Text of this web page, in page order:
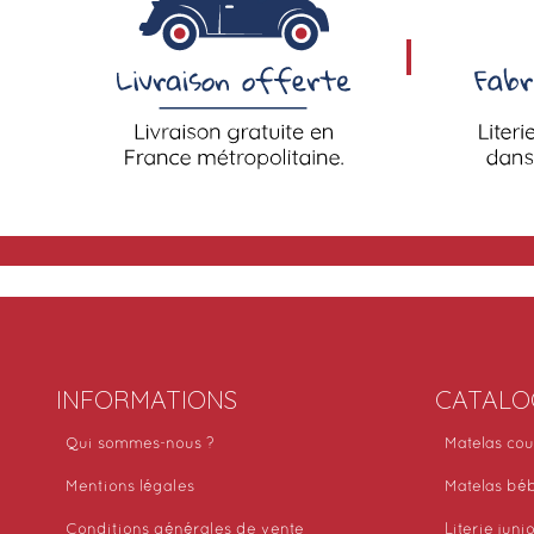
INFORMATIONS
Qui sommes-nous ?
Mentions légales
Conditions générales de vente
Matelas
Matelas
Literie